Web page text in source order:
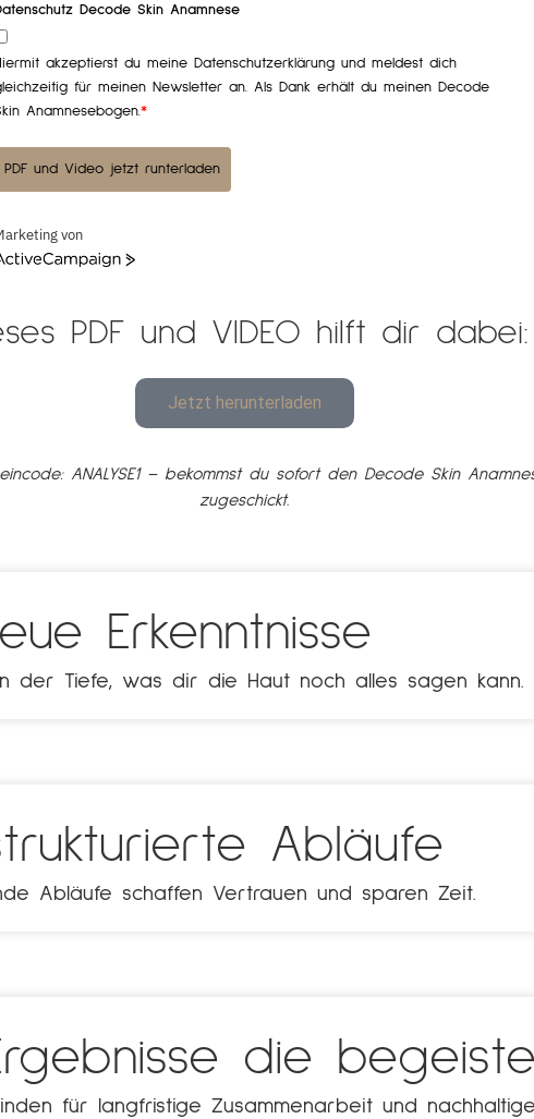
Decode Skin Anamnese
akzeptierst du meine Datenschutzerklärung und meldest dich
für meinen Newsletter an. Als Dank erhält du meinen Decode
Anamnesebogen.*
PDF und Video jetzt runterladen
von
PDF und VIDEO hilft dir dabei:
Jetzt herunterladen
ANALYSE1 – bekommst du sofort den Decode Skin
zugeschickt.
Erkenntnisse
der Tiefe, was dir die Haut noch alles sagen kann.
Abläufe
Abläufe schaffen Vertrauen und sparen Zeit.
die
für langfristige Zusammenarbeit und